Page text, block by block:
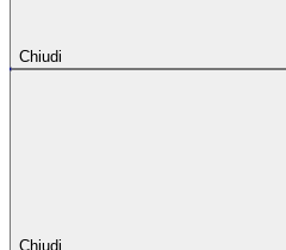
Chiudi
Chiudi